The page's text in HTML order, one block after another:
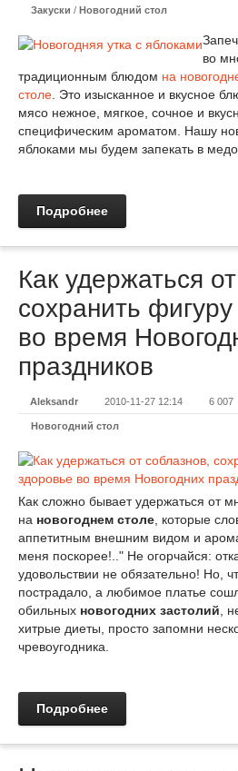
Закуски / Новогодний стол
во
традиционным блюдом на
столе . Это изысканное и вкусное
мясо нежное, мягкое, сочное и
специфическим ароматом. Нашу
яблоками мы будем запекать в
Подробнее
Как удержаться
сохранить
во время
праздников
Aleksandr 2010-11-27 12:14 6 007
Новогодний стол
Как сложно бывает удержаться от
на новогоднем столе , которые
аппетитным внешним видом и
меня поскорее!.." Не огорчайся:
удовольствии не обязательно! Но,
пострадало, а любимое платье
обильных новогодних застолий ,
хитрые диеты, просто запомни
чревоугодника.
Подробнее